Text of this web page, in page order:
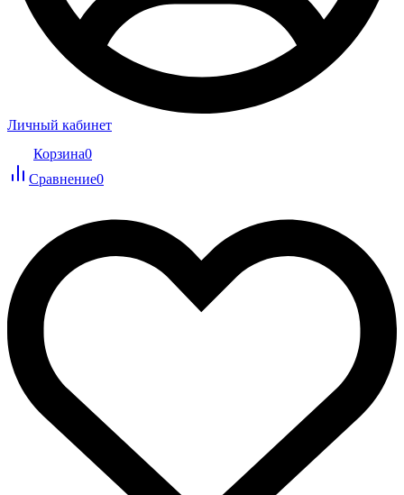
Личный кабинет
Корзина0
Сравнение0